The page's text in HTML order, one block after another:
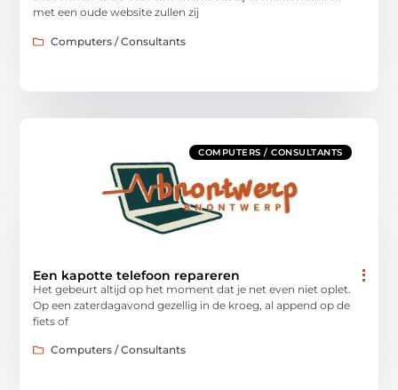
met een oude website zullen zij
Computers / Consultants
COMPUTERS / CONSULTANTS
Een kapotte telefoon repareren
Het gebeurt altijd op het moment dat je net even niet oplet.
Op een zaterdagavond gezellig in de kroeg, al append op de
fiets of
Computers / Consultants